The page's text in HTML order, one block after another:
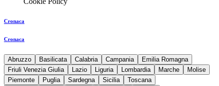
Cronaca
Cronaca
Abruzzo Basilicata Calabria Campania
Emilia Romagna
Friuli Venezia Giulia
Lazio Liguria Lombardia Marche
Molise
Piemonte
Puglia Sardegna Sicilia
Toscana